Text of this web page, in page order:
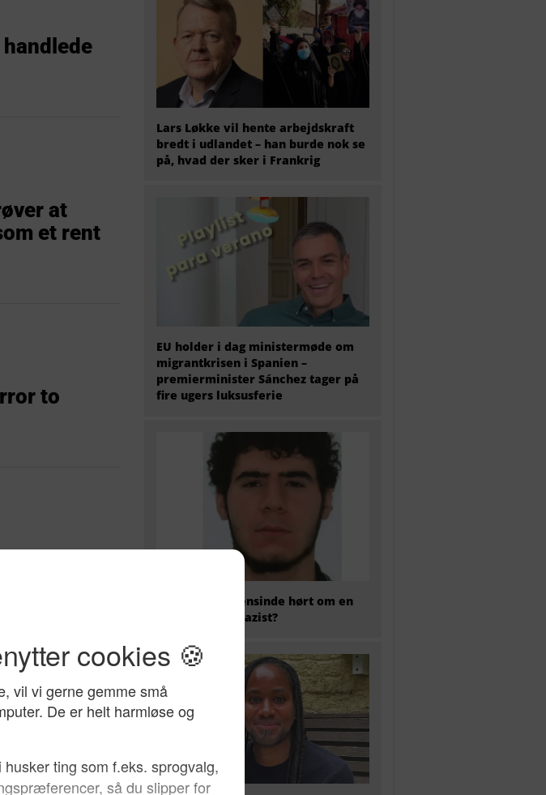
at
et rent
to
på, at
– en
Lars Løkke vil hente arbejdskraft
bredt i udlandet – han burde nok se
på, hvad der sker i Frankrig
EU holder i dag ministermøde om
migrantkrisen i Spanien –
premierminister Sánchez tager på
fire ugers luksusferie
Hvem har nogensinde hørt om en
radikaliseret nazist?